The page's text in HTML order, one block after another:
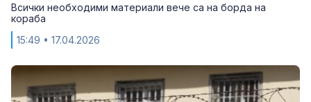
Всички необходими материали вече са на борда на
кораба
15:49 • 17.04.2026